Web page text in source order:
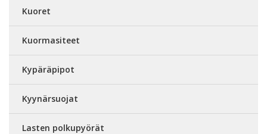
Kuoret
Kuormasiteet
Kypäräpipot
Kyynärsuojat
Lasten polkupyörät